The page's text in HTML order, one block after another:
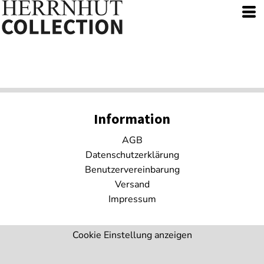
Information
AGB
Datenschutzerklärung
Benutzervereinbarung
Versand
Impressum
Cookie Einstellung anzeigen